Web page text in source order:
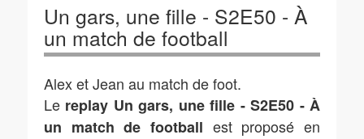
Un gars, une fille - S2E50 - À
un match de football
Alex et Jean au match de foot.
Le replay Un gars, une fille - S2E50 - À
un match de football est proposé en